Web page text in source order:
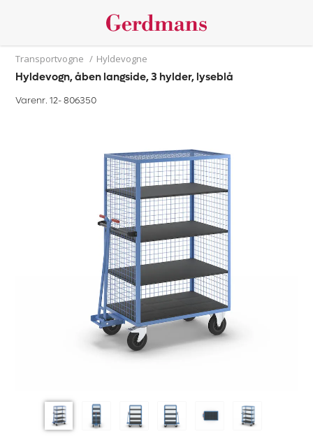
Transportvogne / Hyldevogne
Hyldevogn, åben langside, 3 hylder, lyseblå
Varenr. 12-806350